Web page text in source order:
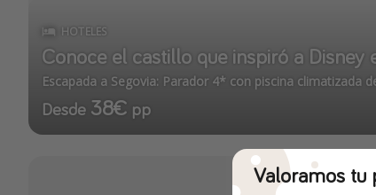
HOTELES
Conoce el castillo que inspiró a Disney
Escapada a Segovia: Parador 4* con piscina climatizada
Desde 38€ pp
Valoramos tu